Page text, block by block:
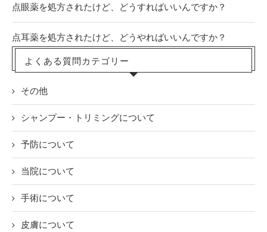
点眼薬を処方されたけど、どうすればいいんですか？
点耳薬を処方されたけど、どうやればいいんですか？
よくある質問カテゴリー
その他
シャンプー・トリミングについて
予防について
当院について
手術について
皮膚について